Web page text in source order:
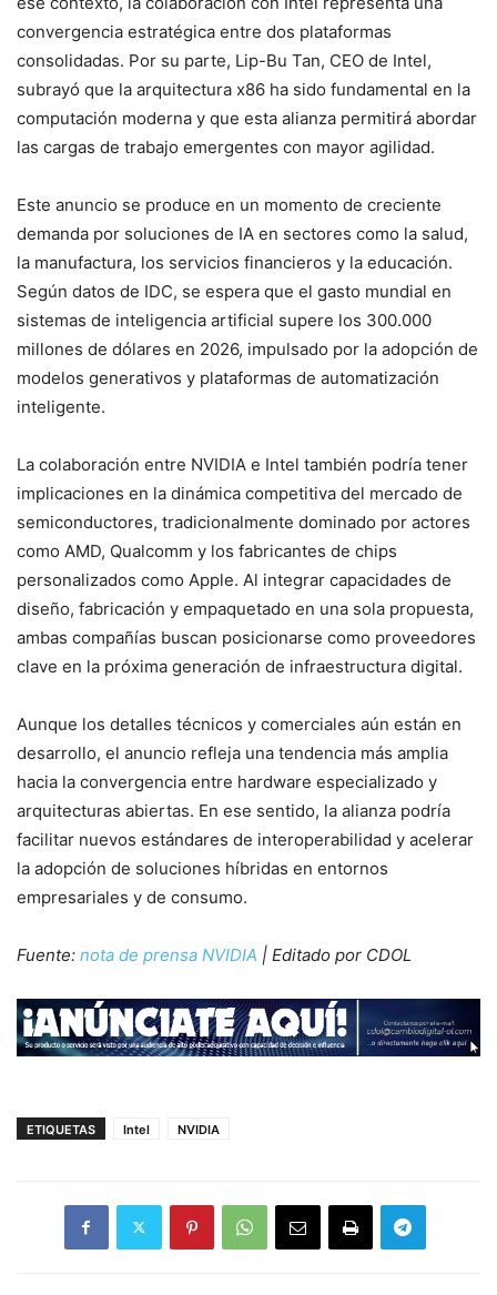
convergencia estratégica entre dos plataformas
consolidadas. Por su parte, Lip-Bu Tan, CEO de Intel,
subrayó que la arquitectura x86 ha sido fundamental en la
computación moderna y que esta alianza permitirá abordar
las cargas de trabajo emergentes con mayor agilidad.
Este anuncio se produce en un momento de creciente
demanda por soluciones de IA en sectores como la salud,
la manufactura, los servicios financieros y la educación.
Según datos de IDC, se espera que el gasto mundial en
sistemas de inteligencia artificial supere los 300.000
millones de dólares en 2026, impulsado por la adopción de
modelos generativos y plataformas de automatización
inteligente.
La colaboración entre NVIDIA e Intel también podría tener
implicaciones en la dinámica competitiva del mercado de
semiconductores, tradicionalmente dominado por actores
como AMD, Qualcomm y los fabricantes de chips
personalizados como Apple. Al integrar capacidades de
diseño, fabricación y empaquetado en una sola propuesta,
ambas compañías buscan posicionarse como proveedores
clave en la próxima generación de infraestructura digital.
Aunque los detalles técnicos y comerciales aún están en
desarrollo, el anuncio refleja una tendencia más amplia
hacia la convergencia entre hardware especializado y
arquitecturas abiertas. En ese sentido, la alianza podría
facilitar nuevos estándares de interoperabilidad y acelerar
la adopción de soluciones híbridas en entornos
empresariales y de consumo.
Fuente: nota de prensa NVIDIA | Editado por CDOL
ETIQUETAS Intel NVIDIA